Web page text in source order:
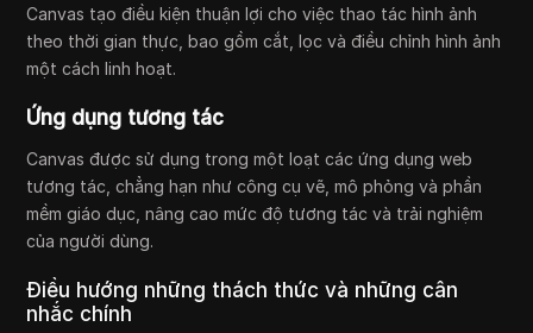
Canvas tạo điều kiện thuận lợi cho việc thao tác hình ảnh
theo thời gian thực, bao gồm cắt, lọc và điều chỉnh hình ảnh
một cách linh hoạt.
Ứng dụng tương tác
Canvas được sử dụng trong một loạt các ứng dụng web
tương tác, chẳng hạn như công cụ vẽ, mô phỏng và phần
mềm giáo dục, nâng cao mức độ tương tác và trải nghiệm
của người dùng.
Điều hướng những thách thức và những cân
nhắc chính